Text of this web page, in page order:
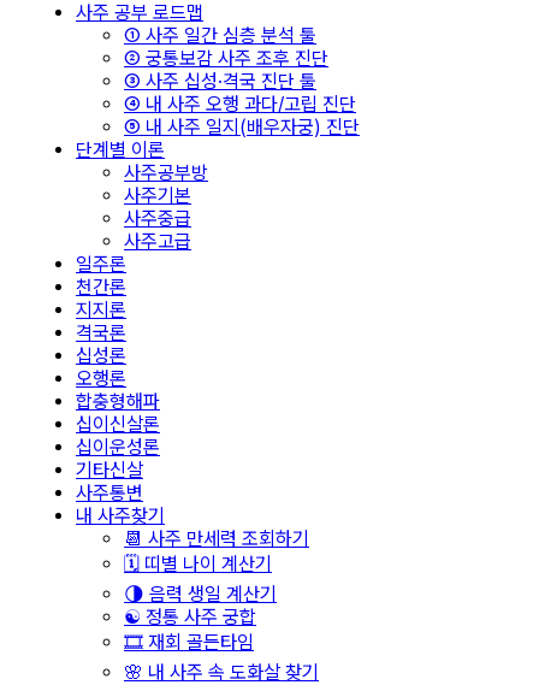
사주 공부 로드맵
① 사주 일간 심층 분석 툴
② 궁통보감 사주 조후 진단
③ 사주 십성·격국 진단 툴
④ 내 사주 오행 과다/고립 진단
⑤ 내 사주 일지(배우자궁) 진단
단계별 이론
사주공부방
사주기본
사주중급
사주고급
일주론
천간론
지지론
격국론
십성론
오행론
합충형해파
십이신살론
십이운성론
기타신살
사주통변
내 사주찾기
📆 사주 만세력 조회하기
🗓️ 띠별 나이 계산기
🌗 음력 생일 계산기
☯️ 정통 사주 궁합
🎞️ 재회 골든타임
🌸 내 사주 속 도화살 찾기